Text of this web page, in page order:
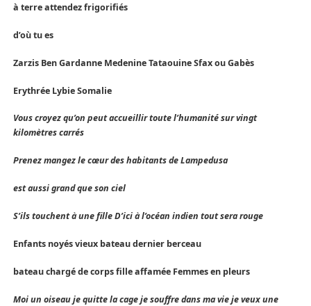
à terre attendez frigorifiés
d’où tu es
Zarzis Ben Gardanne Medenine Tataouine Sfax ou Gabès
Erythrée Lybie Somalie
Vous croyez qu’on peut accueillir toute l’humanité sur vingt
kilomètres carrés
Prenez mangez le cœur des habitants de Lampedusa
est aussi grand que son ciel
S’ils touchent à une fille D’ici à l’océan indien tout sera rouge
Enfants noyés vieux bateau dernier berceau
bateau chargé de corps fille affamée Femmes en pleurs
Moi un oiseau je quitte la cage je souffre dans ma vie je veux une